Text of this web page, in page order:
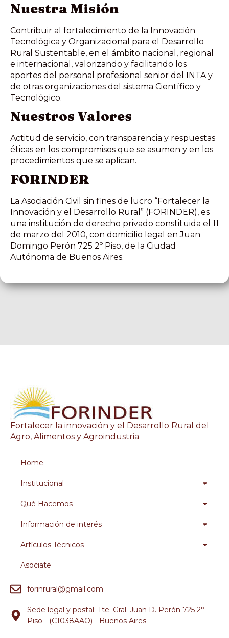
Nuestra Misión
Contribuir al fortalecimiento de la Innovación
Tecnológica y Organizacional para el Desarrollo
Rural Sustentable, en el ámbito nacional, regional
e internacional, valorizando y facilitando los
aportes del personal profesional senior del INTA y
de otras organizaciones del sistema Científico y
Tecnológico.
Nuestros Valores
Actitud de servicio, con transparencia y respuestas
éticas en los compromisos que se asumen y en los
procedimientos que se aplican.
FORINDER
La Asociación Civil sin fines de lucro “Fortalecer la
Innovación y el Desarrollo Rural” (FORINDER), es
una institución de derecho privado constituida el 11
de marzo del 2010, con domicilio legal en Juan
Domingo Perón 725 2º Piso, de la Ciudad
Autónoma de Buenos Aires.
Fortalecer la innovación y el Desarrollo Rural del
Agro, Alimentos y Agroindustria
Home
Institucional
Qué Hacemos
Información de interés
Artículos Técnicos
Asociate
forinrural@gmail.com
Sede legal y postal: Tte. Gral. Juan D. Perón 725 2°
Piso - (C1038AAO) - Buenos Aires